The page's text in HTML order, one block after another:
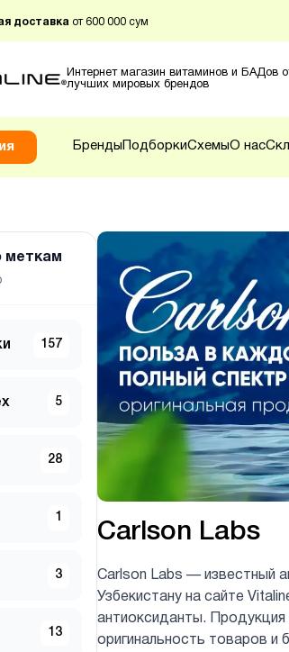
доставка от 600 000 сум
Интернет магазин витаминов и БАДов
лучших мировых брендов
Бренды ПодборкиСхемыО нас
меткам
157
5
28
1
3
13
Carlson Labs
Carlson Labs — известный
Узбекистану на сайте
антиоксиданты. Продукция
оригинальность товаров и